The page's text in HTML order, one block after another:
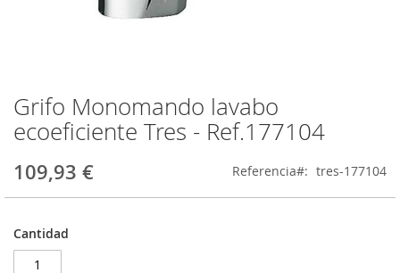
Grifo Monomando lavabo
ecoeficiente Tres - Ref.177104
109,93 € Referencia tres-177104
Cantidad
Saltar
al
comienzo
la
imágenes